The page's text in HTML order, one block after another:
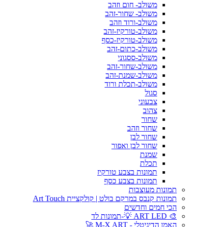
משולב- חום וזהב
משולב- שחור-זהב
משולב-ורוד וזהב
משולב-טורקיז-זהב
משולב-טורקיז-כסף
משולב-כתום-זהב
משולב-ססגוני
משולב-שחור-זהב
משולב-שמנת-זהב
משולב-תכלת ורוד
סגול
צבעוני
צהוב
שחור
שחור וזהב
שחור לבן
שחור לבן ואפור
שמנת
תכלת
תמונות בצבע טורקיז
תמונות בצבע כסף
תמונות מעוצבות
תמונות קנבס במרקם בולט | קולקציית Art Touch
הכי חמים וחדשים
🎨 ART LED 💡-תמונות לד
האמן הדיגיטלי - M-X ART 🚀